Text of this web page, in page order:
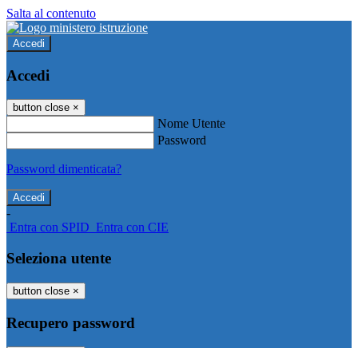
Salta al contenuto
Accedi
Accedi
button close ×
Nome Utente
Password
Password dimenticata?
-
Entra con SPID Entra con CIE
Seleziona utente
button close ×
Recupero password